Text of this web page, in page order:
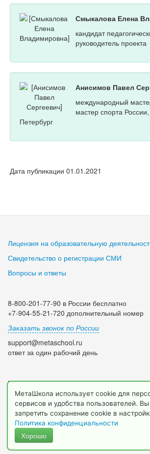
Смыкалова Елена
кандидат
руководитель проекта
Анисимов Павел
международный
мастер спорта
Петербург
Дата публикации 01.01.2021
Лицензия на образовательную
Свидетельство о регистрации СМИ
Вопросы и ответы
8-800-201-77-90 в России бесплатно
+7-904-55-21-720 дополнительный номер
Заказать звонок по России
support@metaschool.ru
ответ за один рабочий день
Мы в социальных сетях:
© 2009-2026 МетаШкола,
МетаШкола использует cookie для
сервисов и удобства пользователей.
запретить сохранение cookie в
Политика конфиденциальности
Хорошо